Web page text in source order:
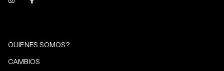
QUIENES SOMOS?
CAMBIOS